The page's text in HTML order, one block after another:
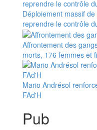
Déploiement massif
reprendre le contrôle
Affrontement des
morts, 176 femmes et
Mario Andrésol
FAd'H
Pub